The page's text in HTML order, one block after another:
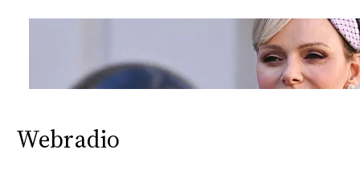
Webradio